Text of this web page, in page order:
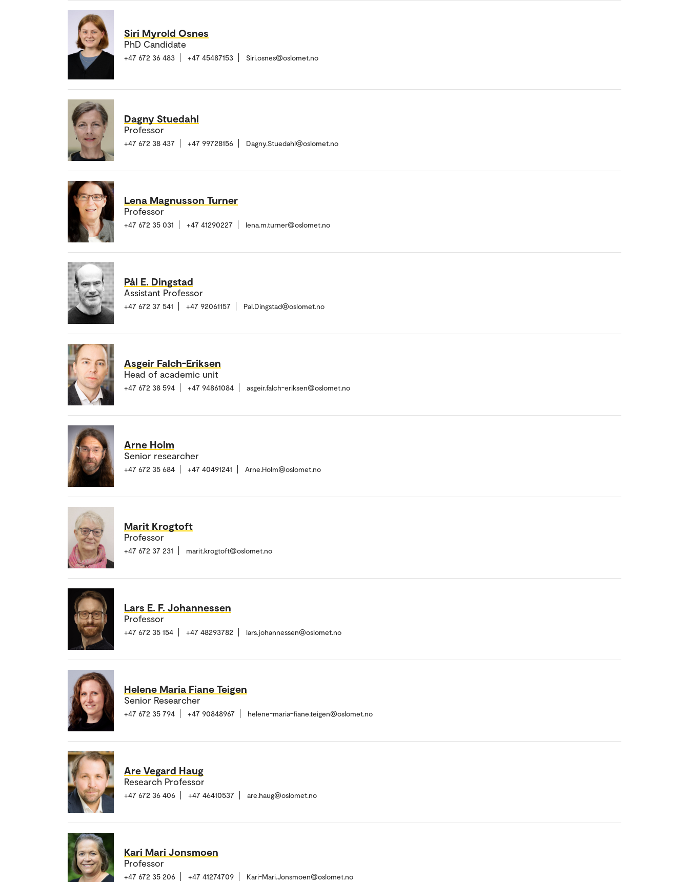
Siri Myrold Osnes
PhD Candidate
+47 672 36 483 +47 45487153 Siri.osnes@oslomet.no
Dagny Stuedahl
Professor
+47 672 38 437 +47 99728156 Dagny.Stuedahl@oslomet.no
Lena Magnusson Turner
Professor
+47 672 35 031 +47 41290227 lena.m.turner@oslomet.no
Pål E. Dingstad
Assistant Professor
+47 672 37 541 +47 92061157 Pal.Dingstad@oslomet.no
Asgeir Falch-Eriksen
Head of academic unit
+47 672 38 594 +47 94861084 asgeir.falch-eriksen@oslomet.no
Arne Holm
Senior researcher
+47 672 35 684 +47 40491241 Arne.Holm@oslomet.no
Marit Krogtoft
Professor
+47 672 37 231 marit.krogtoft@oslomet.no
Lars E. F. Johannessen
Professor
+47 672 35 154 +47 48293782 lars.johannessen@oslomet.no
Helene Maria Fiane Teigen
Senior Researcher
+47 672 35 794 +47 90848967 helene-maria-fiane.teigen@oslomet.no
Are Vegard Haug
Research Professor
+47 672 36 406 +47 46410537 are.haug@oslomet.no
Kari Mari Jonsmoen
Professor
+47 672 35 206 +47 41274709 Kari-Mari.Jonsmoen@oslomet.no